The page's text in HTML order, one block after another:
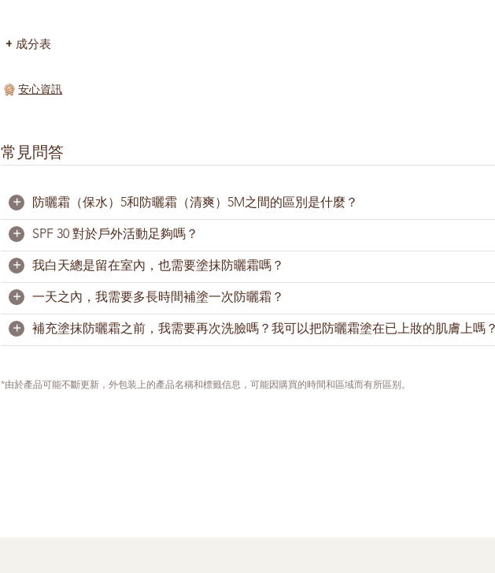
成分表
安心資訊
常見問答
+ 防曬霜（保水）5和防曬霜（清爽）5M之間的區別是什麼？
防曬霜（保水）5給予肌膚自然光澤、均勻透亮；
啞光，更適合油性肌膚。
防晒霜（保水）5具有SPF30 PA+++的防曬指數，防晒霜（清爽）5M則爲SPF30 PA++的防
+ SPF 30 對於戶外活動足夠嗎？
足夠。一般上，塗抹足夠的SPF30防曬產品足以為肌膚提供戶外活動所需的紫外線防護。我
出外前15分鐘就塗上防曬產品。如果您需要直接暴晒在陽光下，我們建議您至少每兩小時
曬產品。游泳和大量出汗後，也應馬上補塗。
+ 我白天總是留在室內，也需要塗抹防曬霜嗎？
需要。即使您長時間留在室內，我們仍建議您塗上防曬霜，因為UVA是可穿透玻璃，照射
+ 一天之內，我需要多長時間補塗一次防曬霜？
由於肌膚會分泌汗液和皮脂，我們在一天中也會與人或物品接觸，這會導致防曬保護層不
+ 補充塗抹防曬霜之前，我需要再次洗臉嗎？我可以把防曬霜塗在已上妝的肌膚上嗎？
上防曬霜。如果需要，可使用吸油面紙，再塗上防曬霜。
*由於產品可能不斷更新，外包装上的產品名稱和標籤信息，可能因購買的時間和區域而有所區别。